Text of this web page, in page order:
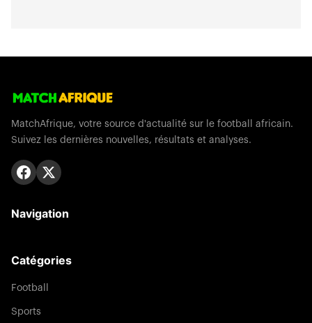
MatchAfrique, votre source d'actualité sur le football africain.
Suivez les dernières nouvelles, résultats et analyses.
Navigation
Catégories
Football
Sports